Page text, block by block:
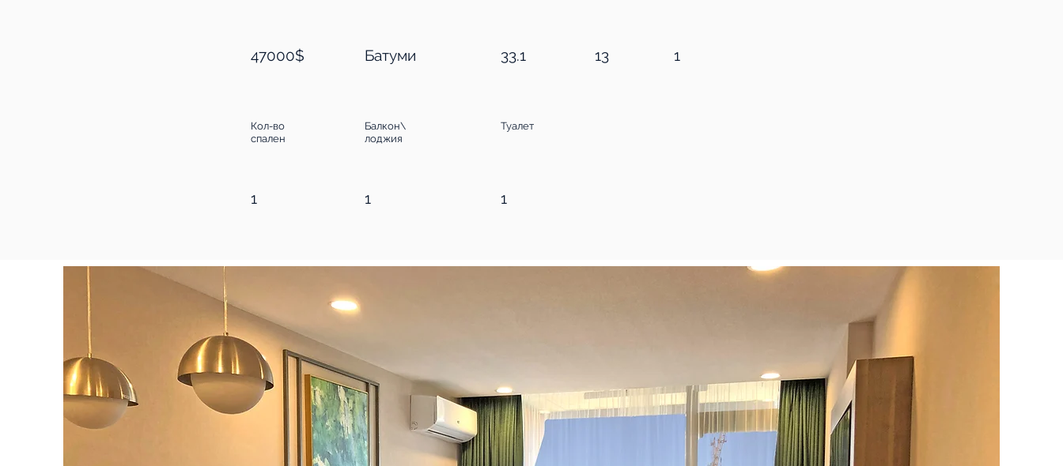
47000$ Батуми 33.1 13 1
Кол-во
спален
1
Балкон\
лоджия
1
Туалет
1